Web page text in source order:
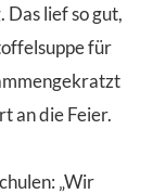
lief so gut,
für
an die Feier.
„Wir